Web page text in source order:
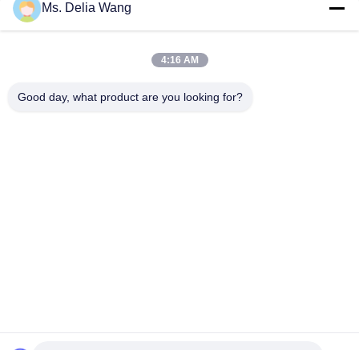
Ms. Delia Wang
4:16 AM
Good day, what product are you looking for?